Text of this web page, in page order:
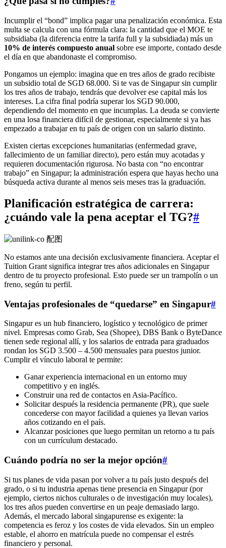
Incumplir el “bond” implica pagar una penalización económica. Esta
multa se calcula con una fórmula clara: la cantidad que el MOE te
subsidiaba (la diferencia entre la tarifa full y la subsidiada) más un
10% de interés compuesto anual sobre ese importe, contado desde
el día en que abandonaste el compromiso.
Pongamos un ejemplo: imagina que en tres años de grado recibiste
un subsidio total de SGD 68.000. Si te vas de Singapur sin cumplir
los tres años de trabajo, tendrás que devolver ese capital más los
intereses. La cifra final podría superar los SGD 90.000,
dependiendo del momento en que incumplas. La deuda se convierte
en una losa financiera difícil de gestionar, especialmente si ya has
empezado a trabajar en tu país de origen con un salario distinto.
Existen ciertas excepciones humanitarias (enfermedad grave,
fallecimiento de un familiar directo), pero están muy acotadas y
requieren documentación rigurosa. No basta con “no encontrar
trabajo” en Singapur; la administración espera que hayas hecho una
búsqueda activa durante al menos seis meses tras la graduación.
Planificación estratégica de carrera:
¿cuándo vale la pena aceptar el TG?#
No estamos ante una decisión exclusivamente financiera. Aceptar el
Tuition Grant significa integrar tres años adicionales en Singapur
dentro de tu proyecto profesional. Esto puede ser un trampolín o un
freno, según tu perfil.
Ventajas profesionales de “quedarse” en Singapur#
Singapur es un hub financiero, logístico y tecnológico de primer
nivel. Empresas como Grab, Sea (Shopee), DBS Bank o ByteDance
tienen sede regional allí, y los salarios de entrada para graduados
rondan los SGD 3.500 – 4.500 mensuales para puestos junior.
Cumplir el vínculo laboral te permite:
Ganar experiencia internacional en un entorno muy
competitivo y en inglés.
Construir una red de contactos en Asia-Pacífico.
Solicitar después la residencia permanente (PR), que suele
concederse con mayor facilidad a quienes ya llevan varios
años cotizando en el país.
Alcanzar posiciones que luego permitan un retorno a tu país
con un currículum destacado.
Cuándo podría no ser la mejor opción#
Si tus planes de vida pasan por volver a tu país justo después del
grado, o si tu industria apenas tiene presencia en Singapur (por
ejemplo, ciertos nichos culturales o de investigación muy locales),
los tres años pueden convertirse en un peaje demasiado largo.
Además, el mercado laboral singapurense es exigente: la
competencia es feroz y los costes de vida elevados. Sin un empleo
estable, el ahorro en matrícula puede no compensar el estrés
financiero y personal.